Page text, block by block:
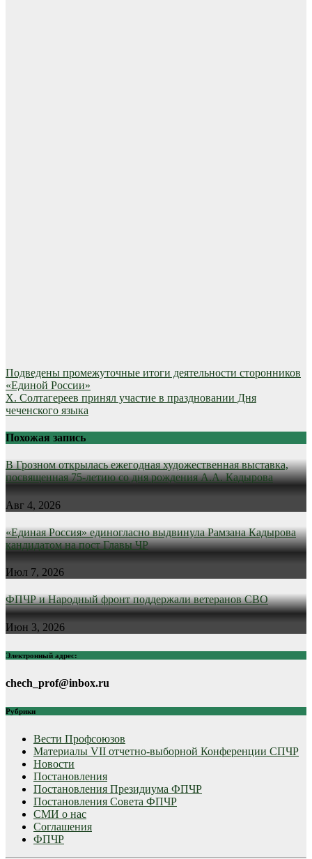
Навигация
по
записям
Подведены промежуточные итоги деятельности сторонников
«Единой России»
Х. Солтагереев принял участие в праздновании Дня
чеченского языка
Похожая запись
В Грозном открылась ежегодная художественная выставка,
посвященная 75-летию со дня рождения А.А. Кадырова
Авг 4, 2026
«Единая Россия» единогласно выдвинула Рамзана Кадырова
кандидатом на пост Главы ЧР
Июл 7, 2026
ФПЧР и Народный фронт поддержали ветеранов СВО
Июн 3, 2026
Электронный адрес:
chech_prof@inbox.ru
Рубрики
Вести Профсоюзов
Материалы VII отчетно-выборной Конференции СПЧР
Новости
Постановления
Постановления Президиума ФПЧР
Постановления Совета ФПЧР
СМИ о нас
Соглашения
ФПЧР